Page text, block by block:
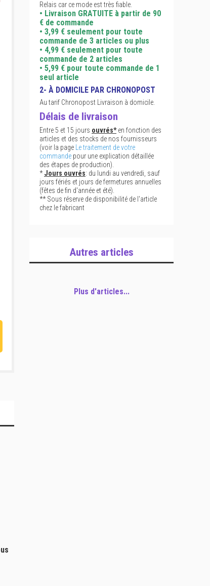
Relais car ce mode est très fiable.
• Livraison GRATUITE à partir de 90
€ de commande
• 3,99 € seulement pour toute
commande de 3 articles ou plus
• 4,99 € seulement pour toute
commande de 2 articles
• 5,99 € pour toute commande de 1
seul article
2- À DOMICILE PAR CHRONOPOST
Au tarif Chronopost Livraison à domicile.
Délais de livraison
Entre 5 et 15 jours ouvrés*en fonction des
articles et des stocks de nos fournisseurs
(voir la page
Le traitement de votre
commande pour une explication détaillée
des étapes de production).
*Jours ouvrés: du lundi au vendredi, sauf
jours fériés et jours de fermetures annuelles
(fêtes de fin d'année et été).
** Sous réserve de disponibilité de l'article
chez le fabricant
Autres articles
Plus d'articles...